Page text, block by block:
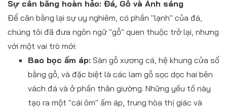
Sự cân bằng hoàn hảo: Đá, Gỗ và Ánh sáng
Để cân bằng lại sự uy nghiêm, có phần "lạnh" của đá,
chúng tôi đã đưa ngôn ngữ "gỗ" quen thuộc trở lại, nhưng
với một vai trò mới:
Bao bọc ấm áp: Sàn gỗ xương cá, hệ khung cửa sổ
bằng gỗ, và đặc biệt là các lam gỗ sọc dọc hai bên
vách đá và ở phần thân giường. Những yếu tố này
tạo ra một "cái ôm" ấm áp, trung hòa thị giác và